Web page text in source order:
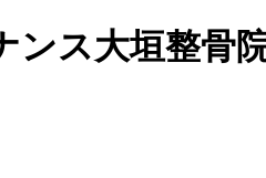
ス大垣整骨